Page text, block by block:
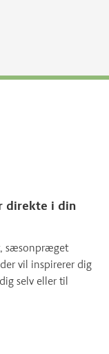
direkte i din
sæsonpræget
vil inspirerer dig
selv eller til